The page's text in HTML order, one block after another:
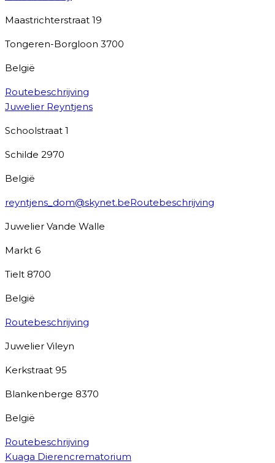
Maastrichterstraat 19
Tongeren-Borgloon 3700
België
Routebeschrijving
Juwelier Reyntjens
Schoolstraat 1
Schilde 2970
België
reyntjens_dom@skynet.beRoutebeschrijving
Juwelier Vande Walle
Markt 6
Tielt 8700
België
Routebeschrijving
Juwelier Vileyn
Kerkstraat 95
Blankenberge 8370
België
Routebeschrijving
Kuaga Dierencrematorium